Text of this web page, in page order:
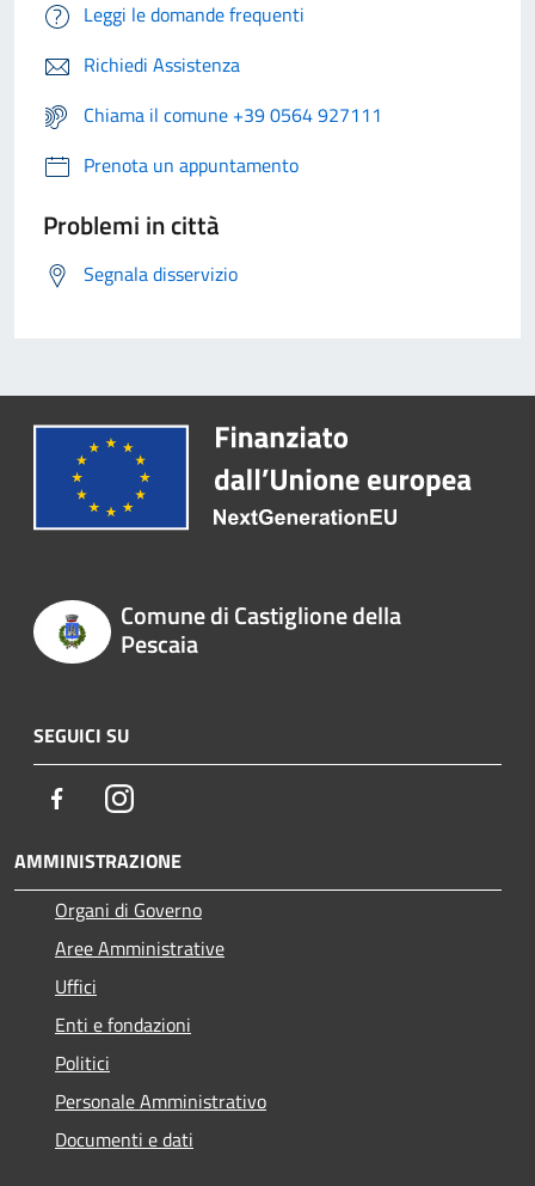
Leggi le domande frequenti
Richiedi Assistenza
Chiama il comune +39 0564 927111
Prenota un appuntamento
Problemi in città
Segnala disservizio
Comune di Castiglione della
Pescaia
SEGUICI SU
FacebookInstagram
AMMINISTRAZIONE
Organi di Governo
Aree Amministrative
Uffici
Enti e fondazioni
Politici
Personale Amministrativo
Documenti e dati